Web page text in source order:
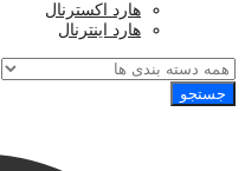
هارد اکسترنال
هارد اینترنال
جستجو